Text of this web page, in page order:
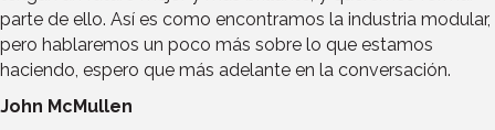
parte de ello. Así es como encontramos la industria modular,
pero hablaremos un poco más sobre lo que estamos
haciendo, espero que más adelante en la conversación.
John McMullen